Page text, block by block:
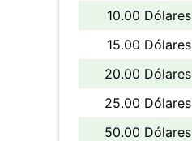
10.00 Dólares
15.00 Dólares
20.00 Dólares
25.00 Dólares
50.00 Dólares